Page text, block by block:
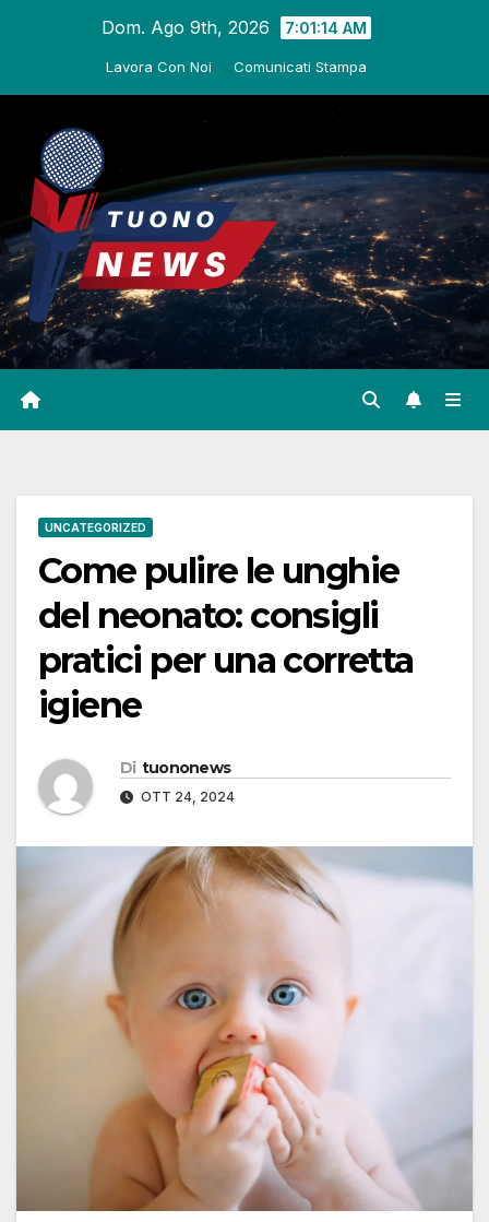
Dom. Ago 9th, 2026 7:01:15 AM
Lavora Con Noi Comunicati Stampa
UNCATEGORIZED
Come pulire le unghie
del neonato: consigli
pratici per una corretta
igiene
Di tuononews
OTT 24, 2024